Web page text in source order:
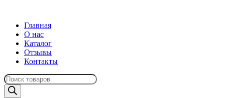
Главная
О нас
Каталог
Отзывы
Контакты
Поиск
товаров